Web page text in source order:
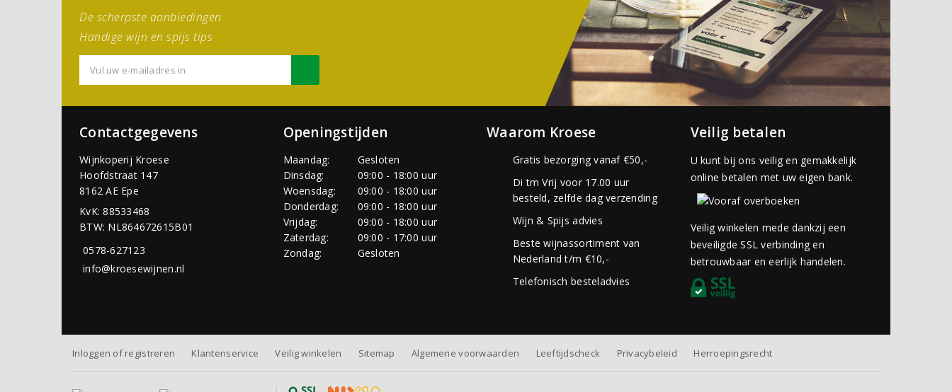
De scherpste aanbiedingen
Handige wijn en spijs tips
Contactgegevens
Wijnkoperij Kroese
Hoofdstraat 147
8162 AE Epe
KvK: 88533468
BTW: NL864672615B01
0578-627123
info@kroesewijnen.nl
Openingstijden
Maandag:
Gesloten
Dinsdag:
09:00 - 18:00 uur
Woensdag:
09:00 - 18:00 uur
Donderdag:
09:00 - 18:00 uur
Vrijdag:
09:00 - 18:00 uur
Zaterdag:
09:00 - 17:00 uur
Zondag:
Gesloten
Waarom Kroese
Gratis bezorging vanaf €50,-
Di tm Vrij voor 17.00 uur
besteld, zelfde dag verzending
Wijn & Spijs advies
Beste wijnassortiment van
Nederland t/m €10,-
Telefonisch besteladvies
Veilig betalen
U kunt bij ons veilig en gemakkelijk
online betalen met uw eigen bank.
Veilig winkelen mede dankzij een
beveiligde SSL verbinding en
betrouwbaar en eerlijk handelen.
Inloggen of registreren Klantenservice Veilig winkelen Sitemap Algemene voorwaarden Leeftijdscheck Privacybeleid Herroepingsrecht